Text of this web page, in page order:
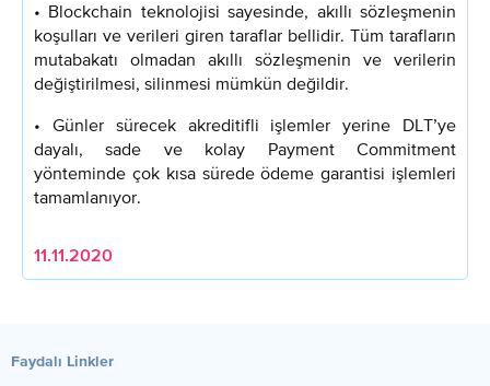
• Blockchain teknolojisi sayesinde, akıllı sözleşmenin
koşulları ve verileri giren taraflar bellidir. Tüm tarafların
mutabakatı olmadan akıllı sözleşmenin ve verilerin
değiştirilmesi, silinmesi mümkün değildir.
• Günler sürecek akreditifli işlemler yerine DLT’ye
dayalı, sade ve kolay Payment Commitment
yönteminde çok kısa sürede ödeme garantisi işlemleri
tamamlanıyor.
11.11.2020
Faydalı Linkler